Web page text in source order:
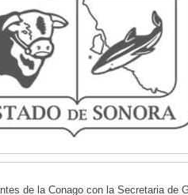
de la Conago con la Secretaria de